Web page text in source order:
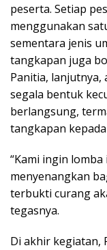
peserta. Setiap
menggunakan
sementara jenis
tangkapan juga
Panitia,
segala bentuk
berlangsung,
tangkapan
“Kami ingin
menyenangkan
terbukti curang
tegasnya.
Di akhir kegiatan,